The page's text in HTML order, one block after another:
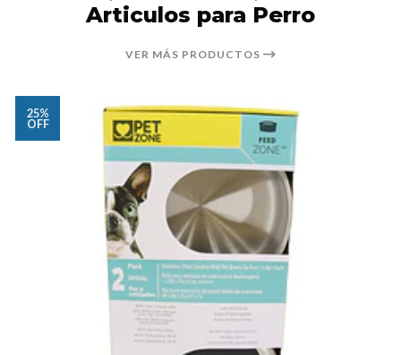
Articulos para Perro
VER MÁS PRODUCTOS
25%
OFF